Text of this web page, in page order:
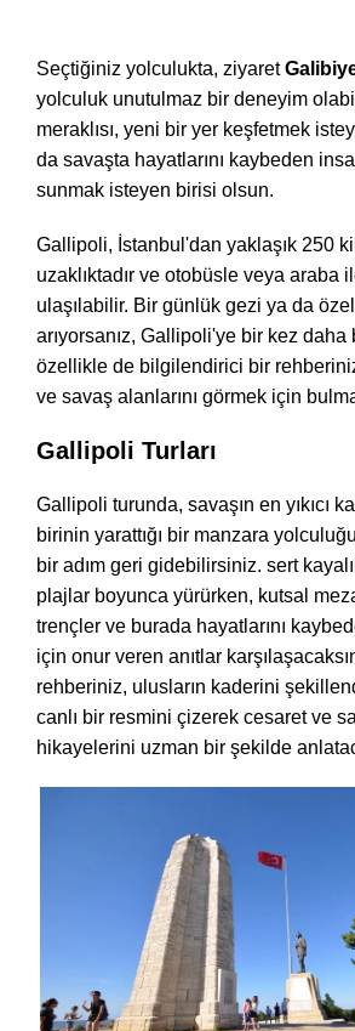
Seçtiğiniz yolculukta, ziyaret
yolculuk unutulmaz bir deneyim
meraklısı, yeni bir yer keşfetmek
da savaşta hayatlarını kaybeden
sunmak isteyen birisi olsun.
Gallipoli, İstanbul'dan yaklaşık 250
uzaklıktadır ve otobüsle veya araba
ulaşılabilir. Bir günlük gezi ya da
arıyorsanız, Gallipoli'ye bir kez daha
özellikle de bilgilendirici bir
ve savaş alanlarını görmek için
Gallipoli Turları
Gallipoli turunda, savaşın en yıkıcı
birinin yarattığı bir manzara
bir adım geri gidebilirsiniz. sert
plajlar boyunca yürürken, kutsal
trençler ve burada hayatlarını
için onur veren anıtlar
rehberiniz, ulusların kaderini
canlı bir resmini çizerek cesaret ve
hikayelerini uzman bir şekilde